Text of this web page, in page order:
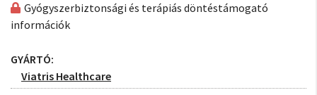
Gyógyszerbiztonsági és terápiás döntéstámogató
információk
GYÁRTÓ:
Viatris Healthcare